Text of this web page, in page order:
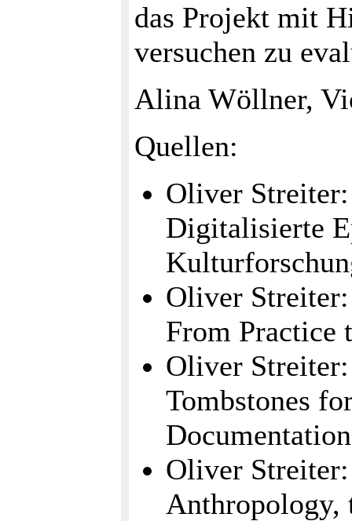
das Projekt mit
versuchen zu
Alina Wöllner,
Quellen:
Oliver
Digitalisierte
Oliver
From Practice
Oliver
Tombstones
Oliver
Anthropology,